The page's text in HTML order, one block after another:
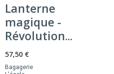
Lanterne
magique -
Révolution...
57,50 €
Bagagerie